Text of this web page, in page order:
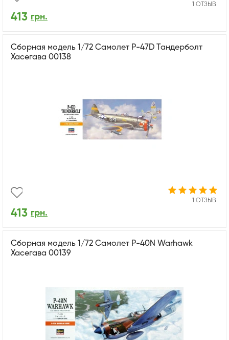
1 ОТЗЫВ
413 грн.
Сборная модель 1/72 Самолет P-47D Тандерболт
Хасегава 00138
1 ОТЗЫВ
413 грн.
Сборная модель 1/72 Самолет P-40N Warhawk
Хасегава 00139